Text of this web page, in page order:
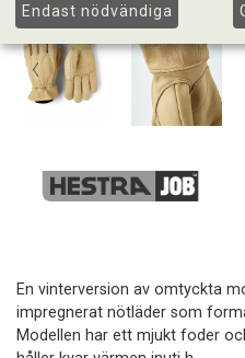
En vinterversion av omtyckta
impregnerat nötläder som
Modellen har ett mjukt foder
Endast nödvändiga